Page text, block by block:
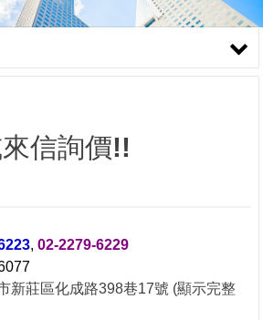
信詢價!!
, 02-2279-6229
新莊區化成路398巷17號 (顯示完整